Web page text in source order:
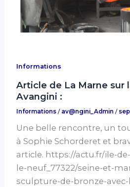
Informations
Article de La Marne sur
Avangini :
Informations / av@ngini_Admin/
Une belle rencontre, un
à Sophie Schorderet et
article. https://actu.fr/ile-
le-neuf_77322/seine-et-
sculpture-de-bronze-